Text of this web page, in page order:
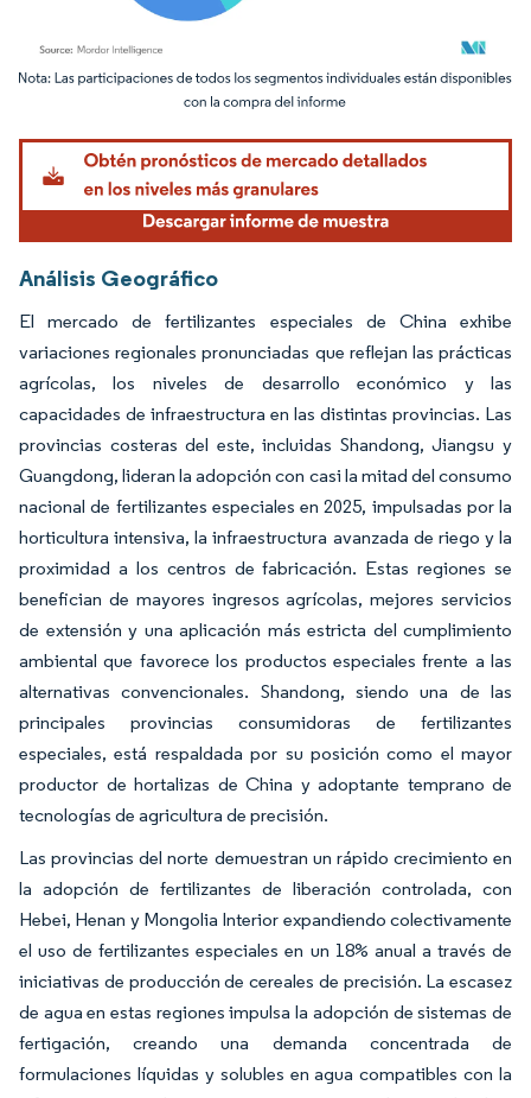
Imagen © Mordor Intelligence. El uso requiere atribución según CC BY 4.0.
Análisis Geográfico
El mercado de fertilizantes especiales de China exhibe
variaciones regionales pronunciadas que reflejan las prácticas
agrícolas, los niveles de desarrollo económico y las
capacidades de infraestructura en las distintas provincias. Las
provincias costeras del este, incluidas Shandong, Jiangsu y
Guangdong, lideran la adopción con casi la mitad del consumo
nacional de fertilizantes especiales en 2025, impulsadas por la
horticultura intensiva, la infraestructura avanzada de riego y la
proximidad a los centros de fabricación. Estas regiones se
benefician de mayores ingresos agrícolas, mejores servicios
de extensión y una aplicación más estricta del cumplimiento
ambiental que favorece los productos especiales frente a las
alternativas convencionales. Shandong, siendo una de las
principales provincias consumidoras de fertilizantes
especiales, está respaldada por su posición como el mayor
productor de hortalizas de China y adoptante temprano de
tecnologías de agricultura de precisión.
Las provincias del norte demuestran un rápido crecimiento en
la adopción de fertilizantes de liberación controlada, con
Hebei, Henan y Mongolia Interior expandiendo colectivamente
el uso de fertilizantes especiales en un 18% anual a través de
iniciativas de producción de cereales de precisión. La escasez
de agua en estas regiones impulsa la adopción de sistemas de
fertigación, creando una demanda concentrada de
formulaciones líquidas y solubles en agua compatibles con la